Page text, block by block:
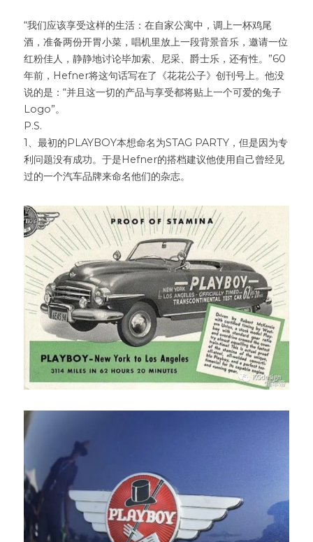
“我们应该享受这样的生活：在自家公寓中，调上一杯鸡尾
酒，准备两份开胃小菜，唱机里放上一段背景音乐，邀请一位
红粉佳人，静静地讨论毕加索、尼采、爵士乐，还有性。”60
年前，Hefner将这句话写在了《花花公子》创刊号上。他没
说的是：“并且这一切的产品与享受都将贴上一个可爱的兔子
Logo”。
P.S.
1、最初的PLAYBOY本想命名为STAG PARTY，但是因为专
利问题没有成功。于是Hefner的搭档建议他使用自己曾经见
过的一个汽车品牌来命名他们的杂志。